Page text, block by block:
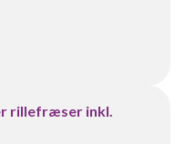
rillefræser inkl.